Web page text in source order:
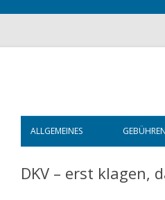
ALLGEMEINES GEBÜHREN
DKV – erst klagen,